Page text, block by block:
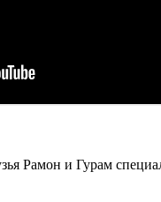
Рамон и Гурам